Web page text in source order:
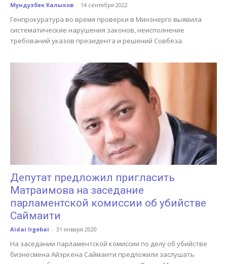
Мундузбек Калыков - 14 сентября 2022
Генпрокуратура во время проверки в Минэнерго выявила
систематические нарушения законов, неисполнение
требований указов президента и решений Совбеза.
Депутат предложил пригласить
Матраимова на заседание
парламентской комиссии об убийстве
Саймаити
Aidai Irgebai - 31 января 2020
На заседании парламентской комиссии по делу об убийстве
бизнесмена Айэркена Саймаити предложили заслушать